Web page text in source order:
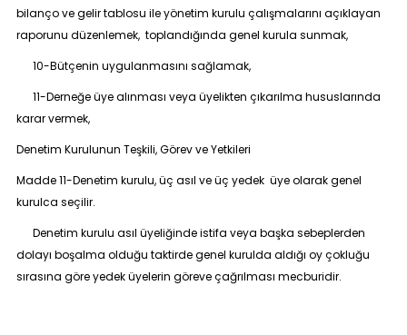
bilanço ve gelir tablosu ile yönetim kurulu çalışmalarını açıklayan
raporunu düzenlemek, toplandığında genel kurula sunmak,
10-Bütçenin uygulanmasını sağlamak,
11-Derneğe üye alınması veya üyelikten çıkarılma hususlarında
karar vermek,
Denetim Kurulunun Teşkili, Görev ve Yetkileri
Madde 11-Denetim kurulu, üç asıl ve üç yedek üye olarak genel
kurulca seçilir.
Denetim kurulu asıl üyeliğinde istifa veya başka sebeplerden
dolayı boşalma olduğu taktirde genel kurulda aldığı oy çokluğu
sırasına göre yedek üyelerin göreve çağrılması mecburidir.